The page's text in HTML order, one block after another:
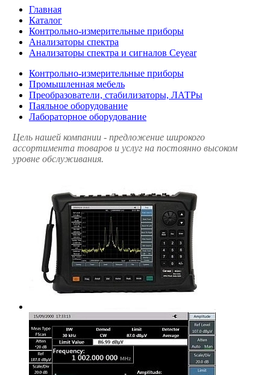
Главная
Каталог
Контрольно-измерительные приборы
Анализаторы спектра
Анализаторы спектра и сигналов Ceyear
Контрольно-измерительные приборы
Промышленная мебель
Преобразователи, стабилизаторы, ЛАТРы
Паяльное оборудование
Лабораторное оборудование
Цель нашей компании - предложение широкого
ассортимента товаров и услуг на постоянно высоком
уровне обслуживания.